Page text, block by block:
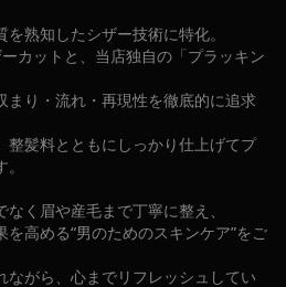
熟知したシザー技術に特化。
カットと、当店独自の「プラッキン
まり・流れ・再現性を徹底的に追求
整髪料とともにしっかり仕上げてプ
く眉や産毛まで丁寧に整え、
を高める“男のためのスキンケア”をご
ながら、心までリフレッシュしてい